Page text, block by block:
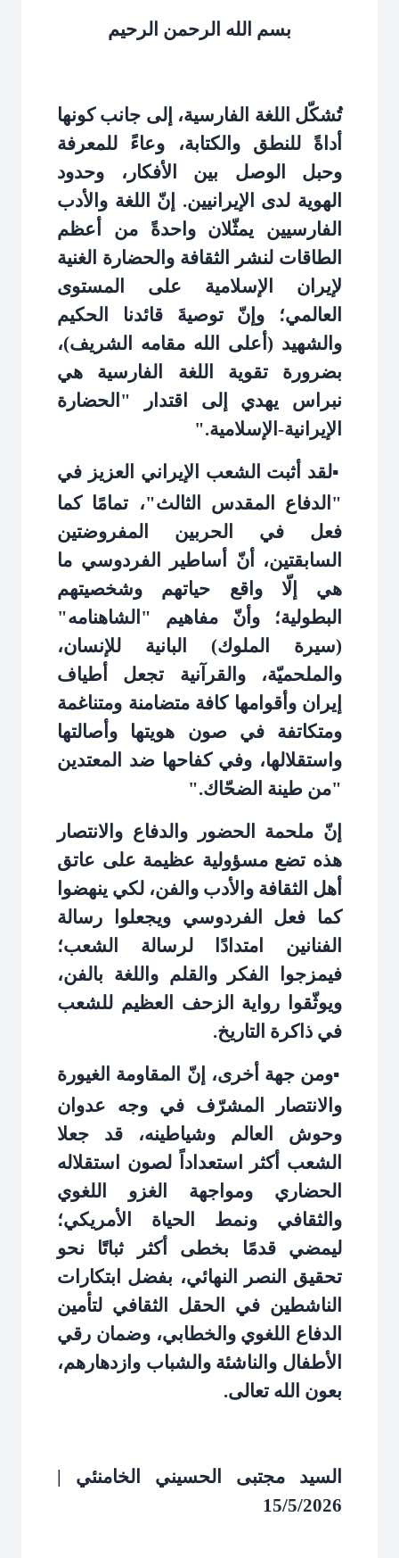
بسم الله الرحمن الرحيم
تُشكّل اللغة الفارسية، إلى جانب كونها
أداةً للنطق والكتابة، وعاءً للمعرفة
وحبل الوصل بين الأفكار، وحدود
الهوية لدى الإيرانيين. إنّ اللغة والأدب
الفارسيين يمثّلان واحدةً من أعظم
الطاقات لنشر الثقافة والحضارة الغنية
لإيران الإسلامية على المستوى
العالمي؛ وإنّ توصيةَ قائدنا الحكيم
والشهيد (أعلى الله مقامه الشريف)،
بضرورة تقوية اللغة الفارسية هي
نبراس يهدي إلى اقتدار "الحضارة
الإيرانية-الإسلامية".
▪️لقد أثبت الشعب الإيراني العزيز في
"الدفاع المقدس الثالث"، تمامًا كما
فعل في الحربين المفروضتين
السابقتين، أنّ أساطير الفردوسي ما
هي إلّا واقع حياتهم وشخصيتهم
البطولية؛ وأنّ مفاهيم "الشاهنامه"
(سيرة الملوك) البانية للإنسان،
والملحميّة، والقرآنية تجعل أطياف
إيران وأقوامها كافة متضامنة ومتناغمة
ومتكاتفة في صون هويتها وأصالتها
واستقلالها، وفي كفاحها ضد المعتدين
"من طينة الضحّاك".
إنّ ملحمة الحضور والدفاع والانتصار
هذه تضع مسؤولية عظيمة على عاتق
أهل الثقافة والأدب والفن، لكي ينهضوا
كما فعل الفردوسي ويجعلوا رسالة
الفنانين امتدادًا لرسالة الشعب؛
فيمزجوا الفكر والقلم واللغة بالفن،
ويوثّقوا رواية الزحف العظيم للشعب
في ذاكرة التاريخ.
▪️ومن جهة أخرى، إنّ المقاومة الغيورة
والانتصار المشرّف في وجه عدوان
وحوش العالم وشياطينه، قد جعلا
الشعب أكثر استعداداً لصون استقلاله
الحضاري ومواجهة الغزو اللغوي
والثقافي ونمط الحياة الأمريكي؛
ليمضي قدمًا بخطى أكثر ثباتًا نحو
تحقيق النصر النهائي، بفضل ابتكارات
الناشطين في الحقل الثقافي لتأمين
الدفاع اللغوي والخطابي، وضمان رقي
الأطفال والناشئة والشباب وازدهارهم،
بعون الله تعالى.
السيد مجتبى الحسيني الخامنئي |
15/5/2026